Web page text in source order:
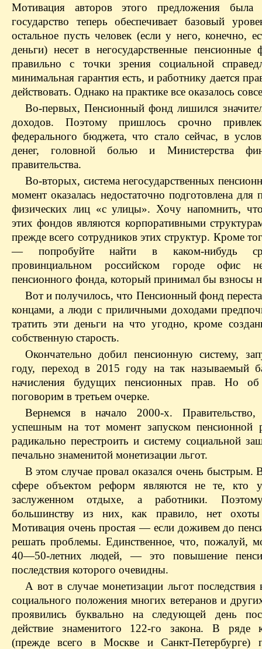
Мотивация авторов этого предложения была
государство теперь обеспечивает базовый
остальное пусть человек (если у него, конечно,
деньги) несет в негосударственные
правильно с точки зрения социальной
минимальная гарантия есть, и работнику дается
действовать. Однако на практике все оказалось
Во-первых, Пенсионный фонд лишился
доходов. Поэтому пришлось срочно
федерального бюджета, что стало сейчас, в
денег, головной болью и Министерства
правительства.
Во-вторых, система негосударственных
момент оказалась недостаточно подготовлена для
физических лиц «с улицы». Хочу напомнить,
этих фондов являются корпоративными
прежде всего сотрудников этих структур. Кроме
— попробуйте найти в каком-нибудь
провинциальном российском городе офис
пенсионного фонда, который принимал бы взносы
Вот и получилось, что Пенсионный фонд
концами, а люди с приличными доходами
тратить эти деньги на что угодно, кроме
собственную старость.
Окончательно добил пенсионную систему,
году, переход в 2015 году на так называемый
начисления будущих пенсионных прав. Но об
поговорим в третьем очерке.
Вернемся в начало 2000-х. Правительство,
успешным на тот момент запуском пенсионной
радикально перестроить и систему социальной
печально знаменитой монетизации льгот.
В этом случае провал оказался очень быстрым.
сфере объектом реформ являются не те, кто
заслуженном отдыхе, а работники.
большинству из них, как правило, нет охоты
Мотивация очень простая — если доживем до
решать проблемы. Единственное, что, пожалуй,
40—50-летних людей, — это повышение
последствия которого очевидны.
А вот в случае монетизации льгот
социального положения многих ветеранов и
проявились буквально на следующей день
действие знаменитого 122-го закона. В ряде
(прежде всего в Москве и Санкт-Петербурге)